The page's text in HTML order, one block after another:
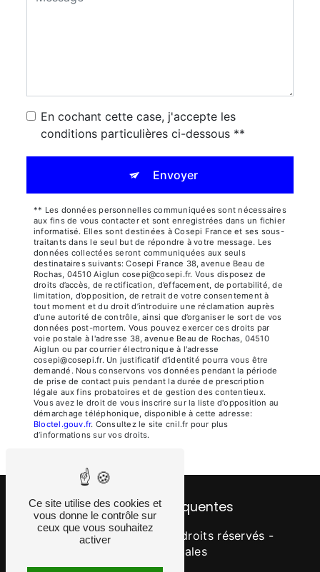
En cochant cette case, j'accepte les
conditions particulières ci-dessous **
Envoyer
** Les données personnelles communiquées sont nécessaires
aux fins de vous contacter et sont enregistrées dans un fichier
informatisé. Elles sont destinées à Cosepi France et ses sous-
traitants dans le seul but de répondre à votre message. Les
données collectées seront communiquées aux seuls
destinataires suivants: Cosepi France 38, avenue Beau de
Rochas, 04510 Aiglun cosepi@cosepi.fr. Vous disposez de
droits d’accès, de rectification, d’effacement, de portabilité, de
limitation, d’opposition, de retrait de votre consentement à
tout moment et du droit d’introduire une réclamation auprès
d’une autorité de contrôle, ainsi que d’organiser le sort de vos
données post-mortem. Vous pouvez exercer ces droits par
voie postale à l'adresse 38, avenue Beau de Rochas, 04510
Aiglun ou par courrier électronique à l'adresse
cosepi@cosepi.fr. Un justificatif d'identité pourra vous être
demandé. Nous conservons vos données pendant la période
de prise de contact puis pendant la durée de prescription
légale aux fins probatoires et de gestion des contentieux.
Vous avez le droit de vous inscrire sur la liste d'opposition au
démarchage téléphonique, disponible à cette adresse:
Bloctel.gouv.fr. Consultez le site cnil.fr pour plus
d’informations sur vos droits.
Recherches fréquentes
©Vistalid- 2026 - Tous droits réservés -
Mentions légales
Ce site utilise des cookies et
vous donne le contrôle sur
ceux que vous souhaitez
activer